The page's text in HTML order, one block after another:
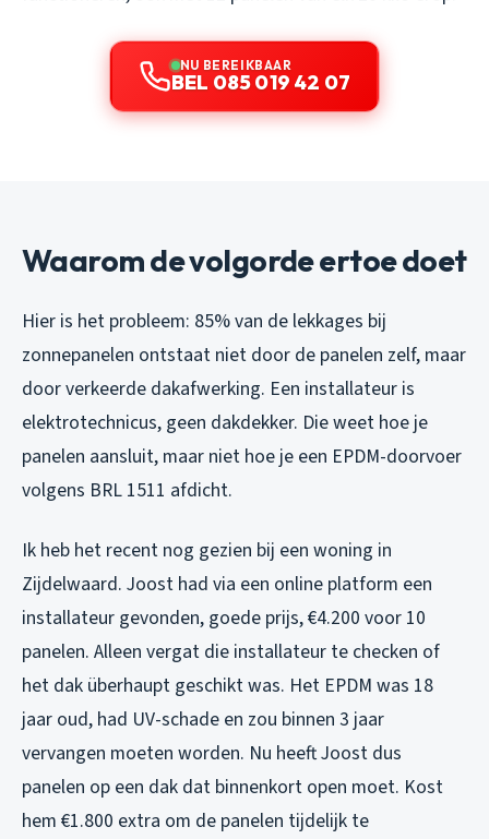
NU BEREIKBAAR
BEL 085 019 42 07
Waarom de volgorde ertoe doet
Hier is het probleem: 85% van de lekkages bij
zonnepanelen ontstaat niet door de panelen zelf, maar
door verkeerde dakafwerking. Een installateur is
elektrotechnicus, geen dakdekker. Die weet hoe je
panelen aansluit, maar niet hoe je een EPDM-doorvoer
volgens BRL 1511 afdicht.
Ik heb het recent nog gezien bij een woning in
Zijdelwaard. Joost had via een online platform een
installateur gevonden, goede prijs, €4.200 voor 10
panelen. Alleen vergat die installateur te checken of
het dak überhaupt geschikt was. Het EPDM was 18
jaar oud, had UV-schade en zou binnen 3 jaar
vervangen moeten worden. Nu heeft Joost dus
panelen op een dak dat binnenkort open moet. Kost
hem €1.800 extra om de panelen tijdelijk te